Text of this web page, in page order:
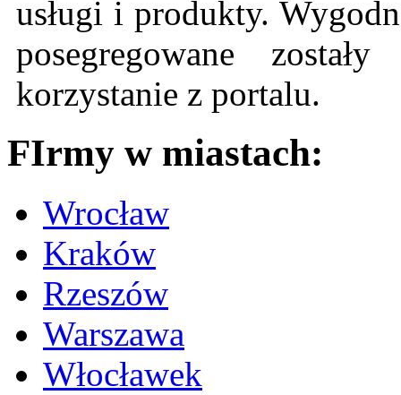
usługi i produkty.
posegregowane
korzystanie z portalu.
FIrmy w miastach:
Wrocław
Kraków
Rzeszów
Warszawa
Włocławek